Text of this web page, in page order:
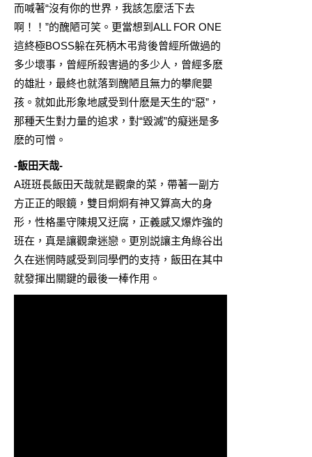
而喊著“沒有你的世界，我該怎麼活下去
啊！！”的醜陋可笑。更當想到ALL FOR ONE
這終極BOSS躲在死柄木弔背後曾經所做過的
多少壞事，曾經所殺害過的多少人，曾經多麽
的雄壯，最終也就落到醜陋且無力的攀爬嬰
孩。就如此形象地感受到什麽是天生的“惡”，
那種天生對力量的追求，對“毀滅”的癡迷是多
麽的可憎。
-飯田天哉-
A班班長飯田天哉就是觀衆的菜，帶著一副方
方正正的眼鏡，雙目炯炯有神又算高大的身
形，性格墨守陳規又迂腐，正義感又爆炸強的
班在，真是讓觀衆迷戀。更別説讓主角綠谷出
久在迷惘時感受到同學們的支持，飯田在其中
就發揮出關鍵的最後一棒作用。